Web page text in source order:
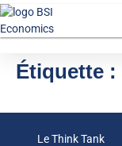
Étiquette :
Le Think Tank